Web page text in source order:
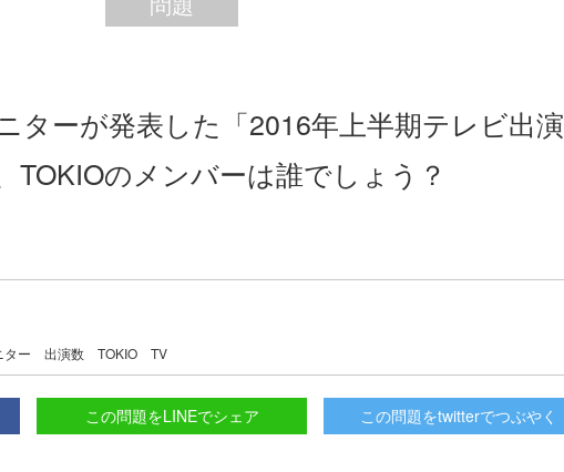
ターが発表した「2016年上半期テレビ出演
TOKIOのメンバーは誰でしょう？
ター 出演数 TOKIO TV
この問題をLINEでシェア この問題をtwitterでつぶやく